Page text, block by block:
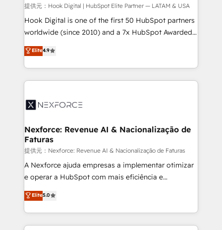
relationship-driven support. With over 300 HubSpot
certifications and accreditations, we deliver both the
technical know-how and strategic guidance you
提供元：Hook Digital | HubSpot Elite Partner — LATAM & USA
Hook Digital is one of the first 50 HubSpot partners
worldwide (since 2010) and a 7x HubSpot Awarded
Elite Partner. With 500+ projects across the U.S.,
Brazil, and LATAM, we combine global expertise with
regional experience. Today, we are Brazil’s largest
HubSpot Elite Partner—trusted by companies across
Implementation & Migration Onboarding across all
Station, Freshdesk, Intercom, and more. Custom
objects, automations, and integrations built for
growth. 🚀 AI-Driven GTM Orchestration Unify
HubSpot with LinkedIn, WhatsApp, email, paid
media, and AI voice to drive pipeline. 🤖 AI Custom
prospecting, follow-ups, service triage, and
knowledge retrieval—built in HubSpot. ⚡ Fast-Track
Elite4.9
Nexforce: Revenue AI & Nacionalização de
Faturas
提供元：Nexforce: Revenue AI & Nacionalização de Faturas
A Nexforce ajuda empresas a implementar otimizar
e operar a HubSpot com mais eficiência e
previsibilidade de receita. Combinamos Revenue
Operations (RevOps) e Inteligência Artificial para
estruturar processos integrar sistemas organizar
dados e automatizar operações. O objetivo é
Elite5.0